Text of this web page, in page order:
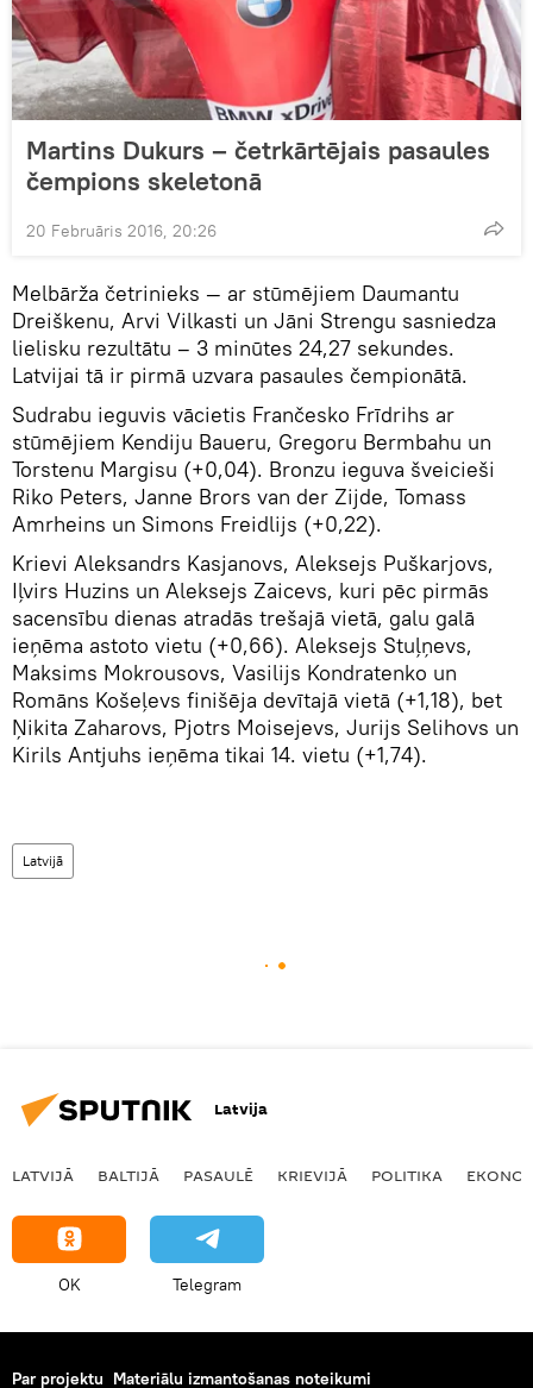
Martins Dukurs – četrkārtējais pasaules
čempions skeletonā
20 Februāris 2016, 20:26
Melbārža četrinieks — ar stūmējiem Daumantu
Dreiškenu, Arvi Vilkasti un Jāni Strengu sasniedza
lielisku rezultātu – 3 minūtes 24,27 sekundes.
Latvijai tā ir pirmā uzvara pasaules čempionātā.
Sudrabu ieguvis vācietis Frančesko Frīdrihs ar
stūmējiem Kendiju Baueru, Gregoru Bermbahu un
Torstenu Margisu (+0,04). Bronzu ieguva šveicieši
Riko Peters, Janne Brors van der Zijde, Tomass
Amrheins un Simons Freidlijs (+0,22).
Krievi Aleksandrs Kasjanovs, Aleksejs Puškarjovs,
Iļvirs Huzins un Aleksejs Zaicevs, kuri pēc pirmās
sacensību dienas atradās trešajā vietā, galu galā
ieņēma astoto vietu (+0,66). Aleksejs Stuļņevs,
Maksims Mokrousovs, Vasilijs Kondratenko un
Romāns Košeļevs finišēja devītajā vietā (+1,18), bet
Ņikita Zaharovs, Pjotrs Moisejevs, Jurijs Selihovs un
Kirils Antjuhs ieņēma tikai 14. vietu (+1,74).
Latvijā
Latvija
LATVIJĀ BALTIJĀ PASAULĒ KRIEVIJĀ POLITIKA
OK Telegram
Par projektu Materiālu izmantošanas noteikumi